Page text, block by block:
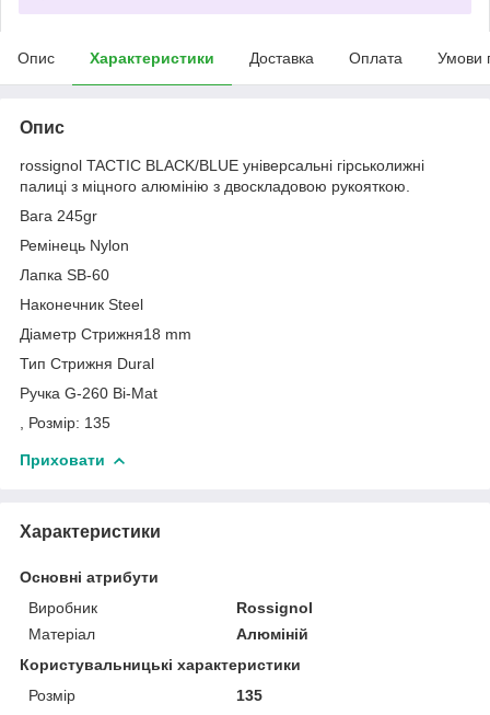
Опис Характеристики Доставка Оплата Умови
Опис
rossignol TACTIC BLACK/BLUE універсальні гірськолижні
палиці з міцного алюмінію з двоскладовою рукояткою.
Вага 245gr
Ремінець Nylon
Лапка SB-60
Наконечник Steel
Діаметр Стрижня18 mm
Тип Стрижня Dural
Ручка G-260 Bi-Mat
, Розмір: 135
Приховати
Характеристики
Основні атрибути
Виробник
Rossignol
Матеріал
Алюміній
Користувальницькі характеристики
Розмір
135